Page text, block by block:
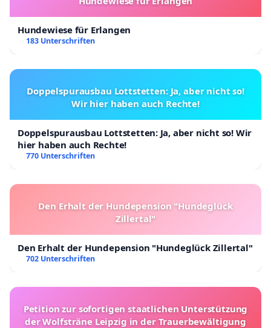
Hundewiese für Erlangen
183 Unterschriften
Doppelspurausbau Lottstetten: Ja, aber nicht so!
Wir hier haben auch Rechte!
Doppelspurausbau Lottstetten: Ja, aber nicht so! Wir
hier haben auch Rechte!
770 Unterschriften
Den Erhalt der Hundepension "Hundeglück
Zillertal"
Den Erhalt der Hundepension "Hundeglück Zillertal"
702 Unterschriften
Petition zur sofortigen staatlichen Unterstützung
der Wolfsträne Leipzig in der Trauerbewältigung